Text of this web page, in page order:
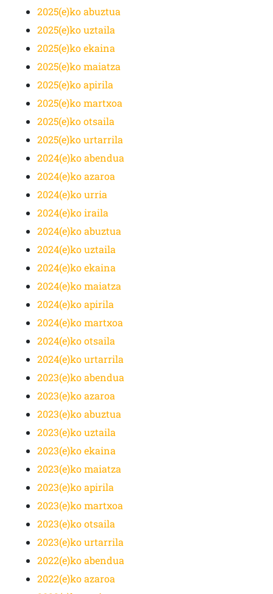
2025(e)ko abuztua
2025(e)ko uztaila
2025(e)ko ekaina
2025(e)ko maiatza
2025(e)ko apirila
2025(e)ko martxoa
2025(e)ko otsaila
2025(e)ko urtarrila
2024(e)ko abendua
2024(e)ko azaroa
2024(e)ko urria
2024(e)ko iraila
2024(e)ko abuztua
2024(e)ko uztaila
2024(e)ko ekaina
2024(e)ko maiatza
2024(e)ko apirila
2024(e)ko martxoa
2024(e)ko otsaila
2024(e)ko urtarrila
2023(e)ko abendua
2023(e)ko azaroa
2023(e)ko abuztua
2023(e)ko uztaila
2023(e)ko ekaina
2023(e)ko maiatza
2023(e)ko apirila
2023(e)ko martxoa
2023(e)ko otsaila
2023(e)ko urtarrila
2022(e)ko abendua
2022(e)ko azaroa